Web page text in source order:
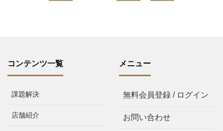
コンテンツ一覧
課題解決
店舗紹介
メニュー
無料会員登録 / ログイン
お問い合わせ